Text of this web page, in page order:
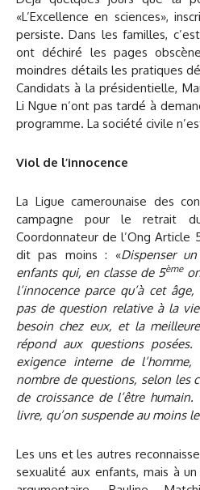
«L’Excellence en sciences»,
persiste. Dans les familles,
ont déchiré les pages
moindres détails les pratiques
Candidats à la présidentielle,
Li Ngue n’ont pas tardé à
programme. La société civile
Viol de l’innocence
La Ligue camerounaise des
campagne pour le retrait
Coordonnateur de l’Ong Article
dit pas moins : «Dispenser
enfants qui, en classe de 5ème
l’innocence parce qu’à cet
pas de question relative à la
besoin chez eux, et la
répond aux questions
exigence interne de
nombre de questions, selon les
de croissance de l’être
livre, qu’on suspende au moins
Les uns et les autres
sexualité aux enfants, mais à